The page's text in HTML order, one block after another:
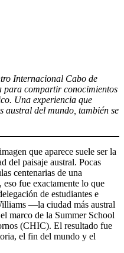
Internacional Cabo de
para compartir conocimientos
Una experiencia que
austral del mundo, también se
que aparece suele ser la
del paisaje austral. Pocas
centenarias de una
fue exactamente lo que
de estudiantes e
—la ciudad más austral
marco de la Summer School
(CHIC). El resultado fue
el fin del mundo y el